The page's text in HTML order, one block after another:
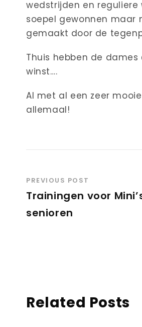
wedstrijden en
soepel gewonnen maar
gemaakt door de
Thuis hebben de
winst….
Al met al een zeer mooie
allemaal!
PREVIOUS POST
Trainingen voor
senioren
Related Posts